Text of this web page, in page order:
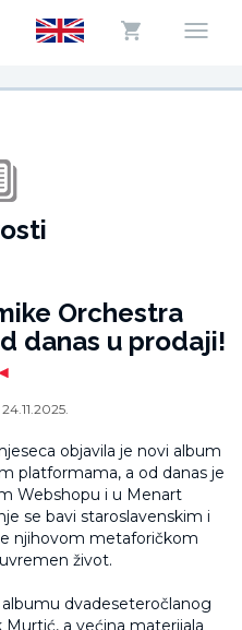
Orchestra
danas u prodaji!
24.11.2025.
objavila je novi album
platformama, a od danas je
Webshopu i u Menart
se bavi staroslavenskim i
njihovom metaforičkom
život.
dvadeseteročlanog
a većina materijala